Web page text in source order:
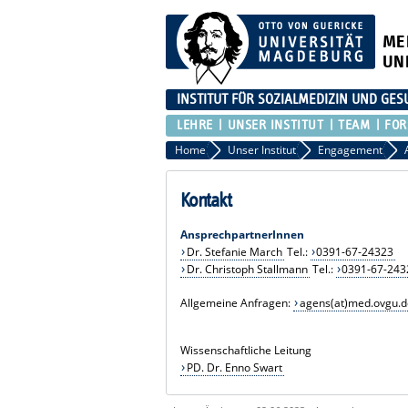
INSTITUT FÜR SOZIALMEDIZIN UND
LEHRE UNSER INSTITUT TEAM
Home Unser Institut Engagement
Kontakt
AnsprechpartnerInnen
Dr. Stefanie March Tel.: 0391-67-24323
Dr. Christoph Stallmann Tel.: 0391-67-
Allgemeine Anfragen:
Wissenschaftliche Leitung
PD. Dr. Enno Swart